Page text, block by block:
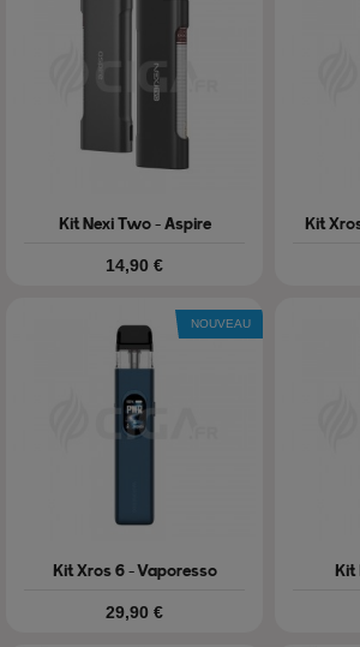
Kit Nexi Two - Aspire
Prix
14,90 €
Kit
Kit Xros 6 - Vaporesso
NOUVEAU
Prix
29,90 €
Kit